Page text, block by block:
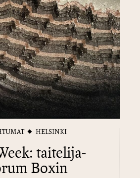
HELSINKI
taitelija-
Boxin